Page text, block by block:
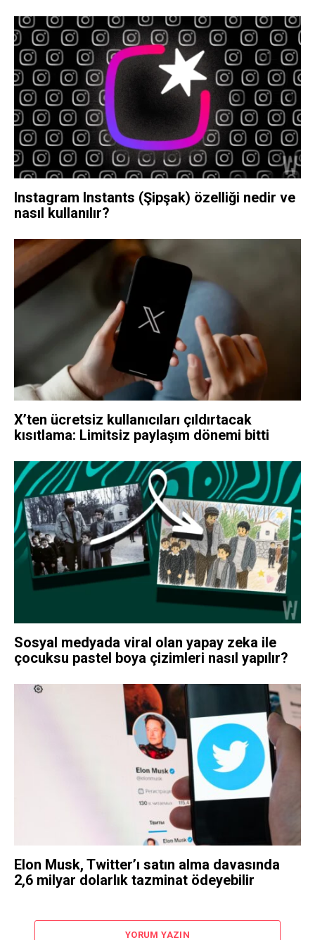
Instagram Instants (Şipşak) özelliği nedir ve
nasıl kullanılır?
X’ten ücretsiz kullanıcıları çıldırtacak
kısıtlama: Limitsiz paylaşım dönemi bitti
Sosyal medyada viral olan yapay zeka ile
çocuksu pastel boya çizimleri nasıl yapılır?
Elon Musk, Twitter’ı satın alma davasında
2,6 milyar dolarlık tazminat ödeyebilir
YORUM YAZIN